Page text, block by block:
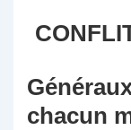
chacun